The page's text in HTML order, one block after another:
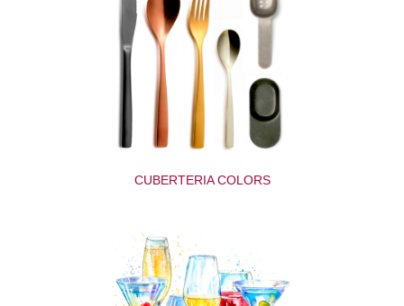
CUBERTERIA COLORS